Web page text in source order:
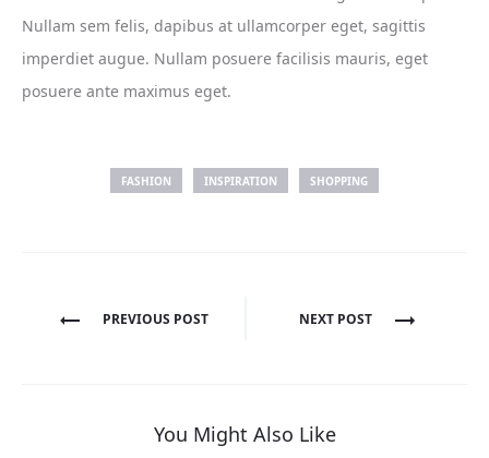
Nullam sem felis, dapibus at ullamcorper eget, sagittis
imperdiet augue. Nullam posuere facilisis mauris, eget
posuere ante maximus eget.
FASHION INSPIRATION SHOPPING
Post
PREVIOUS POST NEXT POST
You Might Also Like